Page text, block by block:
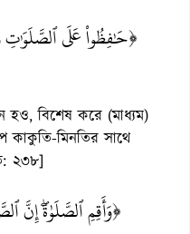
﴿حَٰفِظُواْ عَلَى ٱلصَّلَوَٰتِ
হও, বিশেষ করে (মাধ্যম)
মিনতির সাথে
২৩৮]
﴿وَأَقِمِ ٱلصَّلَوٰةَۖ إِنَّ